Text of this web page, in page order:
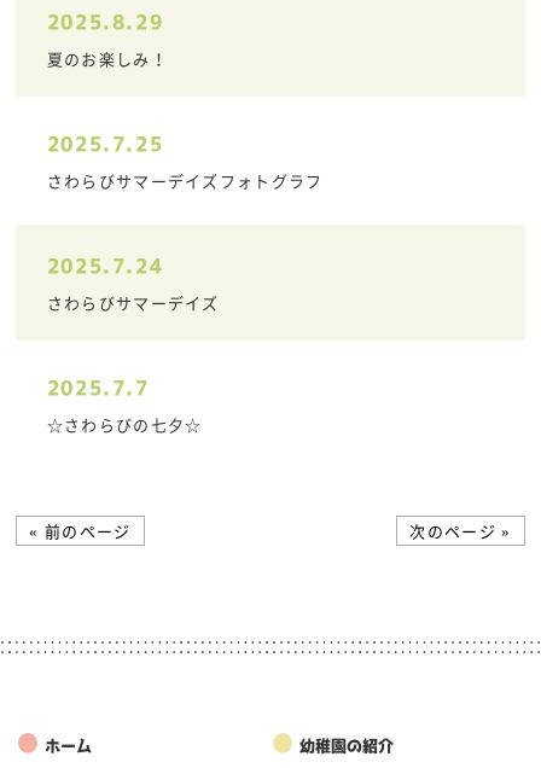
2025.8.29
夏のお楽しみ！
2025.7.25
さわらびサマーデイズフォトグラフ
2025.7.24
さわらびサマーデイズ
2025.7.7
☆さわらびの七夕☆
« 前のページ 次のページ »
● ホーム ● 幼稚園の紹介